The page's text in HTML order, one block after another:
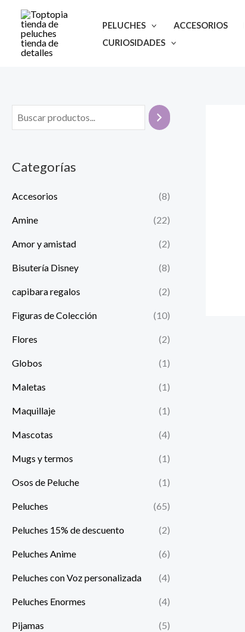
contenido
PELUCHES ACCESORIOS
CURIOSIDADES
Categorías
Accesorios (8)
Amine (22)
Amor y amistad (2)
Bisutería Disney (8)
capibara regalos (2)
Figuras de Colección (10)
Flores (2)
Globos (1)
Maletas (1)
Maquillaje (1)
Mascotas (4)
Mugs y termos (1)
Osos de Peluche (1)
Peluches (65)
Peluches 15% de descuento (2)
Peluches Anime (6)
Peluches con Voz personalizada (4)
Peluches Enormes (4)
Pijamas (5)